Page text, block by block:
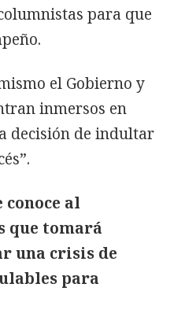
para que
el Gobierno y
inmersos en
decisión de indultar
conoce al
que tomará
una crisis de
para